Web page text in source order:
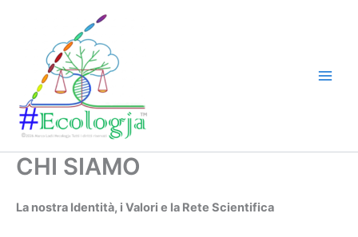
CHI SIAMO
La nostra Identità, i Valori e la Rete Scientifica